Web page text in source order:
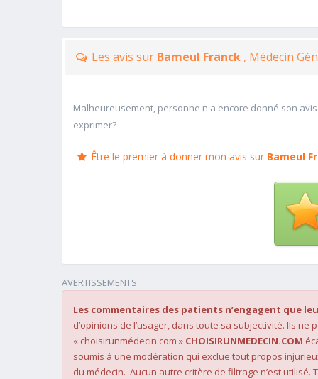
Les avis sur Bameul Franck , Médecin
Malheureusement, personne n'a encore donné son
exprimer?
Être le premier à donner mon avis sur Bameul
AVERTISSEMENTS
Les commentaires des patients n’engagent que
d’opinions de l’usager, dans toute sa subjectivité. Ils
« choisirunmédecin.com » CHOISIRUNMEDECIN.COM
soumis à une modération qui exclue tout propos
du médecin. Aucun autre critère de filtrage n’est